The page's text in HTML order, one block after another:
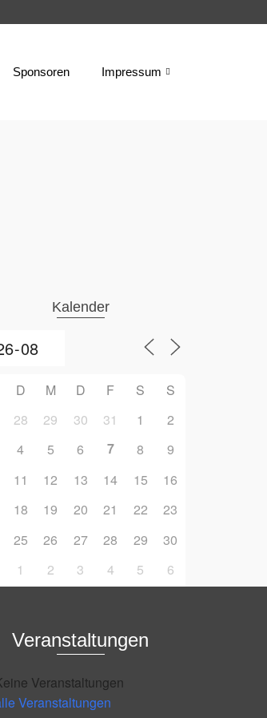
Sponsoren Impressum
Kalender
D M D F S
S
28 29 30 31 1
2
4 5 6 7 8
9
11 12 13 14 15
16
18 19 20 21 22
23
25 26 27 28 29
30
1 2 3 4 5 6
Veranstaltungen
Veranstaltungen
Veranstaltungen